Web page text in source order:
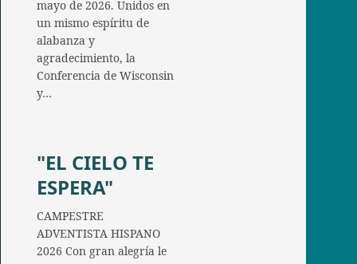
mayo de 2026. Unidos en
un mismo espíritu de
alabanza y
agradecimiento, la
Conferencia de Wisconsin
y…
"EL CIELO TE
ESPERA"
CAMPESTRE
ADVENTISTA HISPANO
2026 Con gran alegría le